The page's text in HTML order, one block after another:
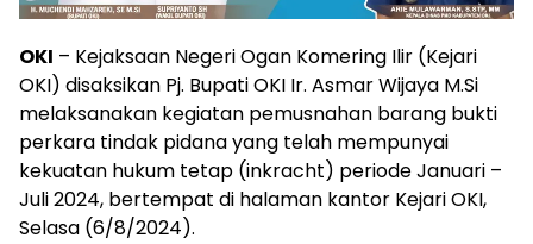
OKI – Kejaksaan Negeri Ogan Komering Ilir (Kejari
OKI) disaksikan Pj. Bupati OKI Ir. Asmar Wijaya M.Si
melaksanakan kegiatan pemusnahan barang bukti
perkara tindak pidana yang telah mempunyai
kekuatan hukum tetap (inkracht) periode Januari –
Juli 2024, bertempat di halaman kantor Kejari OKI,
Selasa (6/8/2024).